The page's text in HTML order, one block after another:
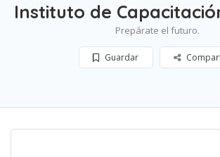
Instituto de
Prepárate el futuro.
Guardar